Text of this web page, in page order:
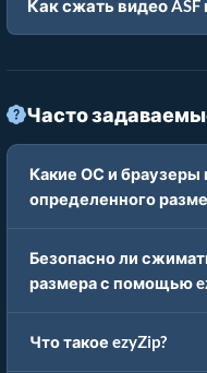
Как сжать видео ASF
Часто
Какие ОС и браузеры
определенного
Безопасно ли
размера с помощью
Что такое ezyZip?